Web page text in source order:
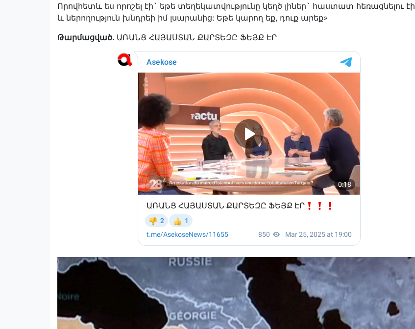
Որովհետև ես որոշել էի` եթե տեղեկատվությունը կեղծ լիներ` հաստատ հեռացնելու էի
և ներողություն խնդրեի իմ լսարանից: Եթե կարող եք, դուք արեք»
Թարմացված․ ԱՌԱՆՑ ՀԱՅԱՍՏԱՆ ՔԱՐՏԵԶԸ ՖԵՅՔ ԷՐ